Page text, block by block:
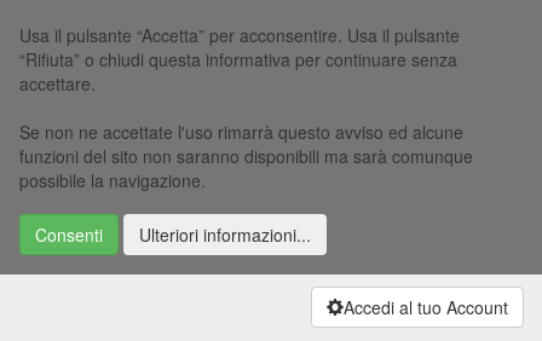
Usa il pulsante “Accetta” per acconsentire. Usa il pulsante
“Rifiuta” o chiudi questa informativa per continuare senza
accettare.
Se non ne accettate l'uso rimarrà questo avviso ed alcune
funzioni del sito non saranno disponibili ma sarà comunque
possibile la navigazione.
Consenti Ulteriori informazioni...
Accedi al tuo Account